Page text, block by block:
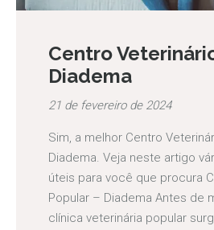
Centro
Diadema
21 de fevereiro de 2024
Sim, a melhor Centro
Diadema. Veja neste artigo
úteis para você que procura
Popular – Diadema Antes de
clínica veterinária popular